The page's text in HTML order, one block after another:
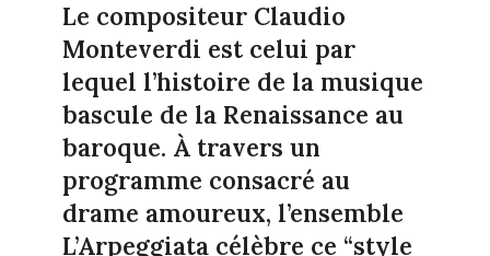
Le compositeur Claudio
Monteverdi est celui par
lequel l’histoire de la musique
bascule de la Renaissance au
baroque. À travers un
programme consacré au
drame amoureux, l’ensemble
L’Arpeggiata célèbre ce “style